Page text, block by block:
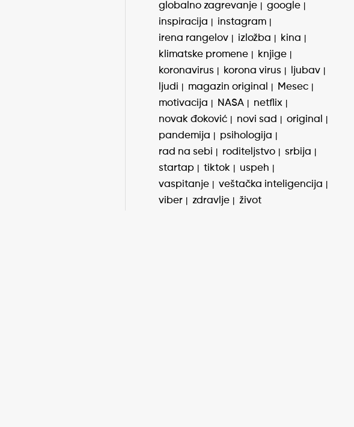
globalno zagrevanje
google
inspiracija
instagram
irena rangelov
izložba
kina
klimatske promene
knjige
koronavirus
korona virus
ljubav
ljudi
magazin original
Mesec
motivacija
NASA
netflix
novak đoković
novi sad
original
pandemija
psihologija
rad na sebi
roditeljstvo
srbija
startap
tiktok
uspeh
vaspitanje
veštačka inteligencija
viber
zdravlje život